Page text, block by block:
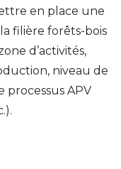
en place une
filière forêts-bois
d’activités,
niveau de
processus APV